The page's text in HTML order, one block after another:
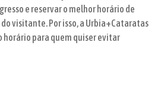
e reservar o melhor horário de
visitante. Por isso, a Urbia+Cataratas
horário para quem quiser evitar